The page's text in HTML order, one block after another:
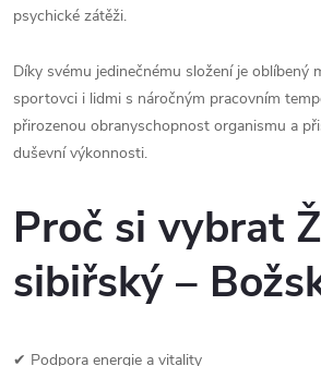
psychické zátěži.
Díky svému jedinečnému složení je oblíbený
sportovci i lidmi s náročným pracovním
přirozenou obranyschopnost organismu a
duševní výkonnosti.
Proč si vybrat
sibiřský –
✔ Podpora energie a vitality